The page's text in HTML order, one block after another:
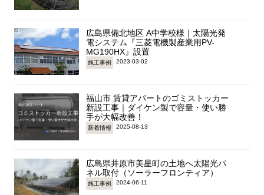
広島県備北地区 A中学校様｜太陽光発
電システム『三菱電機製産業用PV-
MG190HX』設置
施工事例 2023-03-02
福山市 賃貸アパートのゴミストッカー
新設工事｜ダイケン製で容量・使い勝
手が大幅改善！
新着情報 2025-08-13
広島県井原市美星町の土地へ太陽光パ
ネル取付（ソーラーフロンティア）
施工事例 2024-06-11